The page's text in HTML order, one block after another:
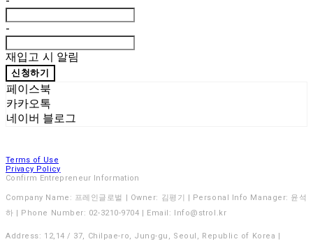
-
재입고 시 알림
신청하기
페이스북
카카오톡
네이버 블로그
Terms of Use
Privacy Policy
Confirm Entrepreneur Information
Company Name: 프레인글로벌 | Owner: 김평기 | Personal Info Manager: 윤석
하 | Phone Number: 02-3210-9704 | Email: Info@strol.kr
Address: 12,14 / 37, Chilpae-ro, Jung-gu, Seoul, Republic of Korea |